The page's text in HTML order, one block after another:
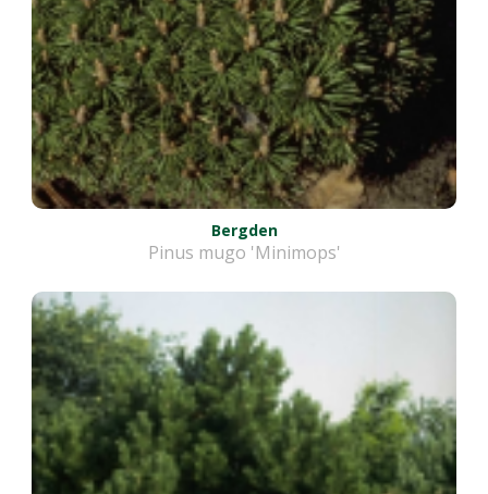
Bergden
Pinus mugo 'Minimops'